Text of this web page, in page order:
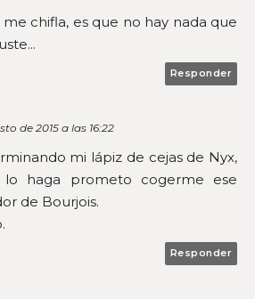
me chifla, es que no hay nada que
Responder
de 2015 a las 16:22
mi lápiz de cejas de Nyx,
lo haga prometo cogerme ese
de Bourjois.
Responder